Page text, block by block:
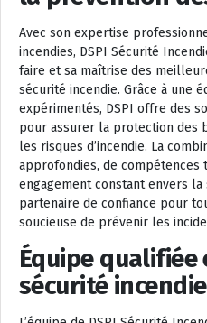
Avec son expertise
incendies, DSPI Sécurité
faire et sa maîtrise des
sécurité incendie. Grâce à une
expérimentés, DSPI offre des
pour assurer la protection des
les risques d’incendie. La
approfondies, de compétences
engagement constant envers
partenaire de confiance pour
soucieuse de prévenir les
Équipe
sécurité incendie